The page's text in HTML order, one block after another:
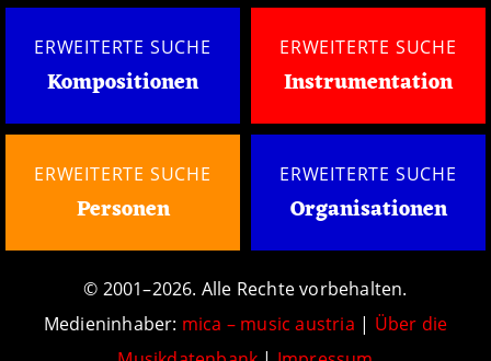
ERWEITERTE SUCHE
Kompositionen
ERWEITERTE SUCHE
Instrumentation
ERWEITERTE SUCHE
Personen
ERWEITERTE SUCHE
Organisationen
© 2001–2026. Alle Rechte vorbehalten.
Medieninhaber: mica – music austria | Über die